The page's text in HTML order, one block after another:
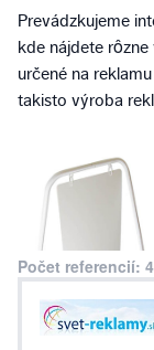
Prevádzkujeme
kde nájdete
určené na
takisto výroba
Počet referencií: 4